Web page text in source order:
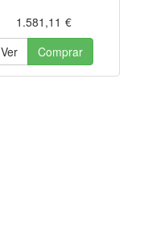
1.581,11 €
Ver
Comprar